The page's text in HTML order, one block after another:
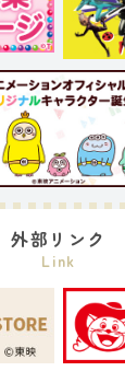
外部リンク
Link